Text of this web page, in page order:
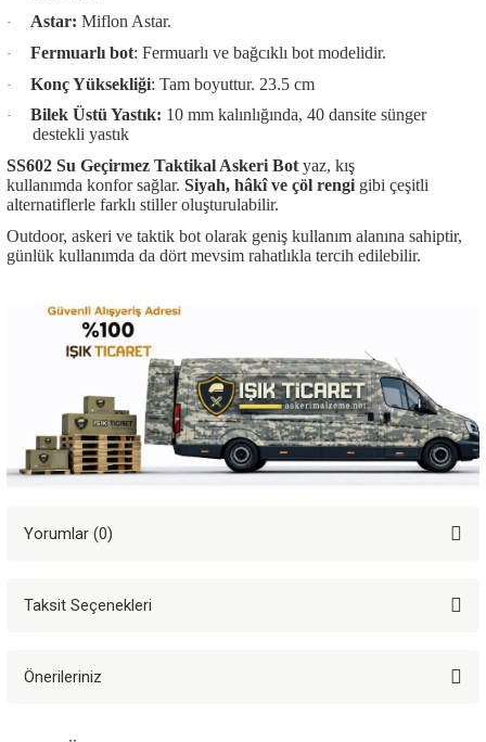
· Astar: Miflon Astar.
· Fermuarlı bot: Fermuarlı ve bağcıklı bot modelidir.
· Konç Yüksekliği: Tam boyuttur. 23.5 cm
· Bilek Üstü Yastık: 10 mm kalınlığında, 40 dansite sünger
destekli yastık
SS602 Su Geçirmez Taktikal Askeri Bot yaz, kış
kullanımda konfor sağlar. Siyah, hâkî ve çöl rengi gibi çeşitli
alternatiflerle farklı stiller oluşturulabilir.
Outdoor, askeri ve taktik bot olarak geniş kullanım alanına sahiptir,
günlük kullanımda da dört mevsim rahatlıkla tercih edilebilir.
Yorumlar (0)
Taksit Seçenekleri
Önerileriniz